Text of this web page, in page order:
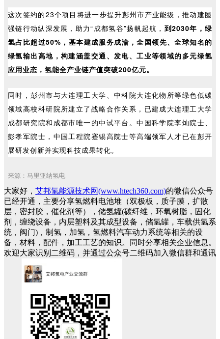
这次签约的23个项目将进一步提升彭州市产业能级，推动建圈
强链行动纵深发展，助力“成都氢谷”扬帆起航， 到2030年，绿
氢占比超过50%，基本建成服务成渝，全国领先、全球知名的
绿氢输出高地，构建涵盖交通、发电、工业等领域的多元绿氢
应用业态，氢能全产业链产值突破200亿元。
同时，彭州市与大连理工大学、中科院大连化物所等绿色低碳
领域高校科研院所建立了战略合作关系，已建成大连理工大学
成都研究院和成都市唯一的中试平台。中国科学院李灿院士、
彭孝军院士，中国工程院蹇锡高院士等高端领军人才已在彭开
展研发创新并实现科技成果转化。
来源：马里亚纳氢电
大家好， 艾邦氢能源技术网(www.htech360.com)的微信公众号
已经开通，主要分享氢燃料电池堆（双极板，质子膜，扩散
层，密封胶，催化剂等），储氢罐(碳纤维，环氧树脂，固化
剂，缠绕设备，内层塑料及其成型设备，储氢罐，车载供氢系
统，阀门)，制氢，加氢，氢燃料汽车动力系统等相关的设
备，材料，配件，加工工艺的知识。同时分享相关企业信息。
欢迎大家识别二维码，并通过公众号二维码加入微信群和通讯